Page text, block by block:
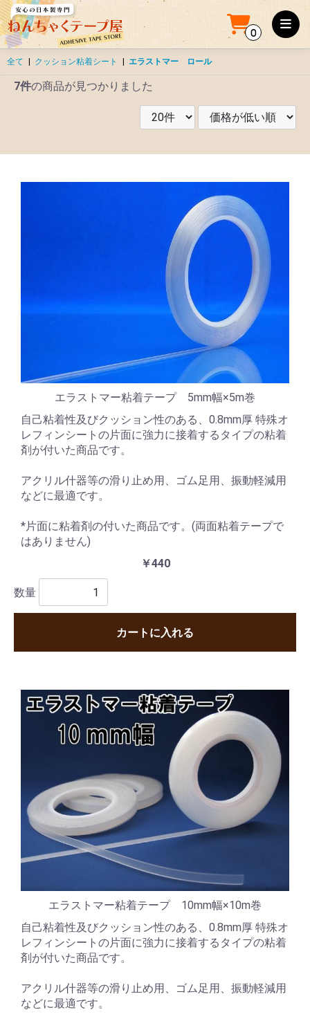
0
全て クッション粘着シート エラストマー ロール
7件の商品が見つかりました
エラストマー粘着テープ 5mm幅×5m巻
自己粘着性及びクッション性のある、0.8mm厚 特殊オ
レフィンシートの片面に強力に接着するタイプの粘着
剤が付いた商品です。
アクリル什器等の滑り止め用、ゴム足用、振動軽減用
などに最適です。
*片面に粘着剤の付いた商品です。(両面粘着テープで
はありません)
￥440
数量
カートに入れる
エラストマー粘着テープ 10mm幅×10m巻
自己粘着性及びクッション性のある、0.8mm厚 特殊オ
レフィンシートの片面に強力に接着するタイプの粘着
剤が付いた商品です。
アクリル什器等の滑り止め用、ゴム足用、振動軽減用
などに最適です。